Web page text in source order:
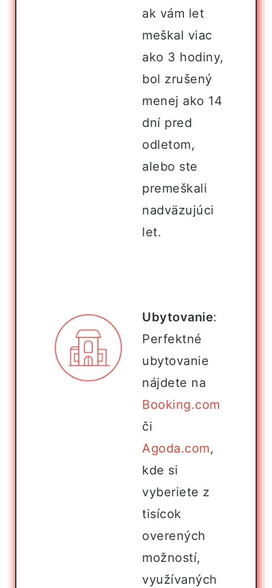
ak vám let
meškal viac
ako 3 hodiny,
bol zrušený
menej ako 14
dní pred
odletom,
alebo ste
premeškali
nadväzujúci
let.
Ubytovanie:
Perfektné
ubytovanie
nájdete na
Booking.com
či
Agoda.com,
kde si
vyberiete z
tisícok
overených
možností,
využívaných